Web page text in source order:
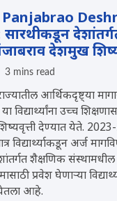
Panjabrao
पंजाबराव देशमुख
3 mins read
आर्थिकदृष्ट्या
उच्च
देण्यात येते.
विद्यार्थ्याकडून अर्ज
शैक्षणिक
प्रवेश घेणाऱ्या
आहे.